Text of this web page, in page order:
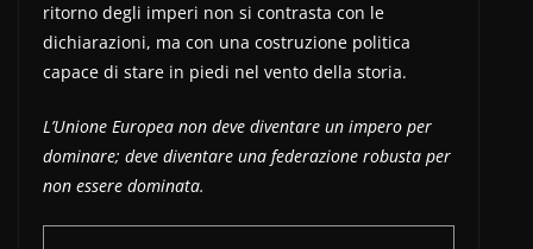
ritorno degli imperi non si contrasta con le
dichiarazioni, ma con una costruzione politica
capace di stare in piedi nel vento della storia.
L’Unione Europea non deve diventare un impero per
dominare; deve diventare una federazione robusta per
non essere dominata.